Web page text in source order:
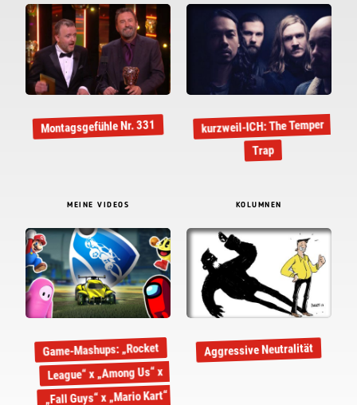
Montagsgefühle Nr. 331 kurzweil-ICH: The Temper
Trap
MEINE VIDEOS
Game-Mashups: „Rocket
League“ x „Among Us“ x
„Fall Guys“ x „Mario Kart“
KOLUMNEN
Aggressive Neutralität